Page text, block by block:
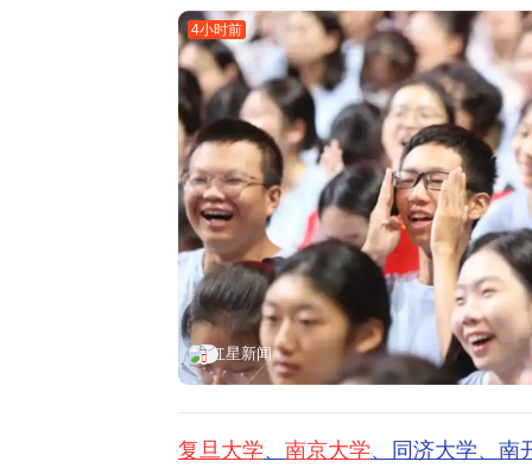
4小时前
红星新闻
复旦大学、 南京大学、同济大学、南